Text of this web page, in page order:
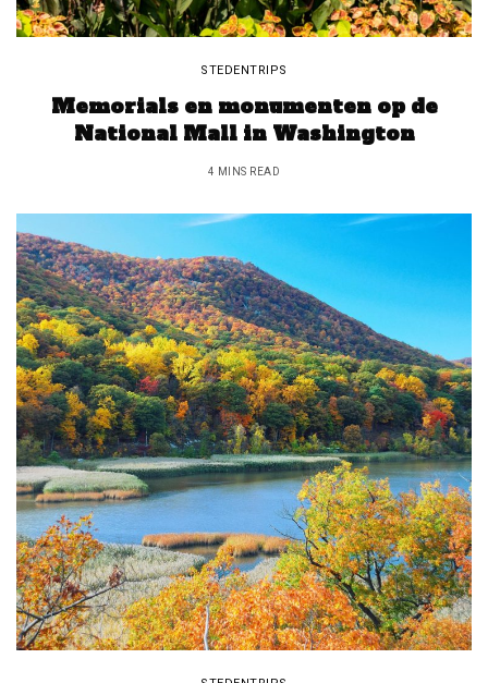
STEDENTRIPS
Memorials en monumenten op de
National Mall in Washington
4 MINS READ